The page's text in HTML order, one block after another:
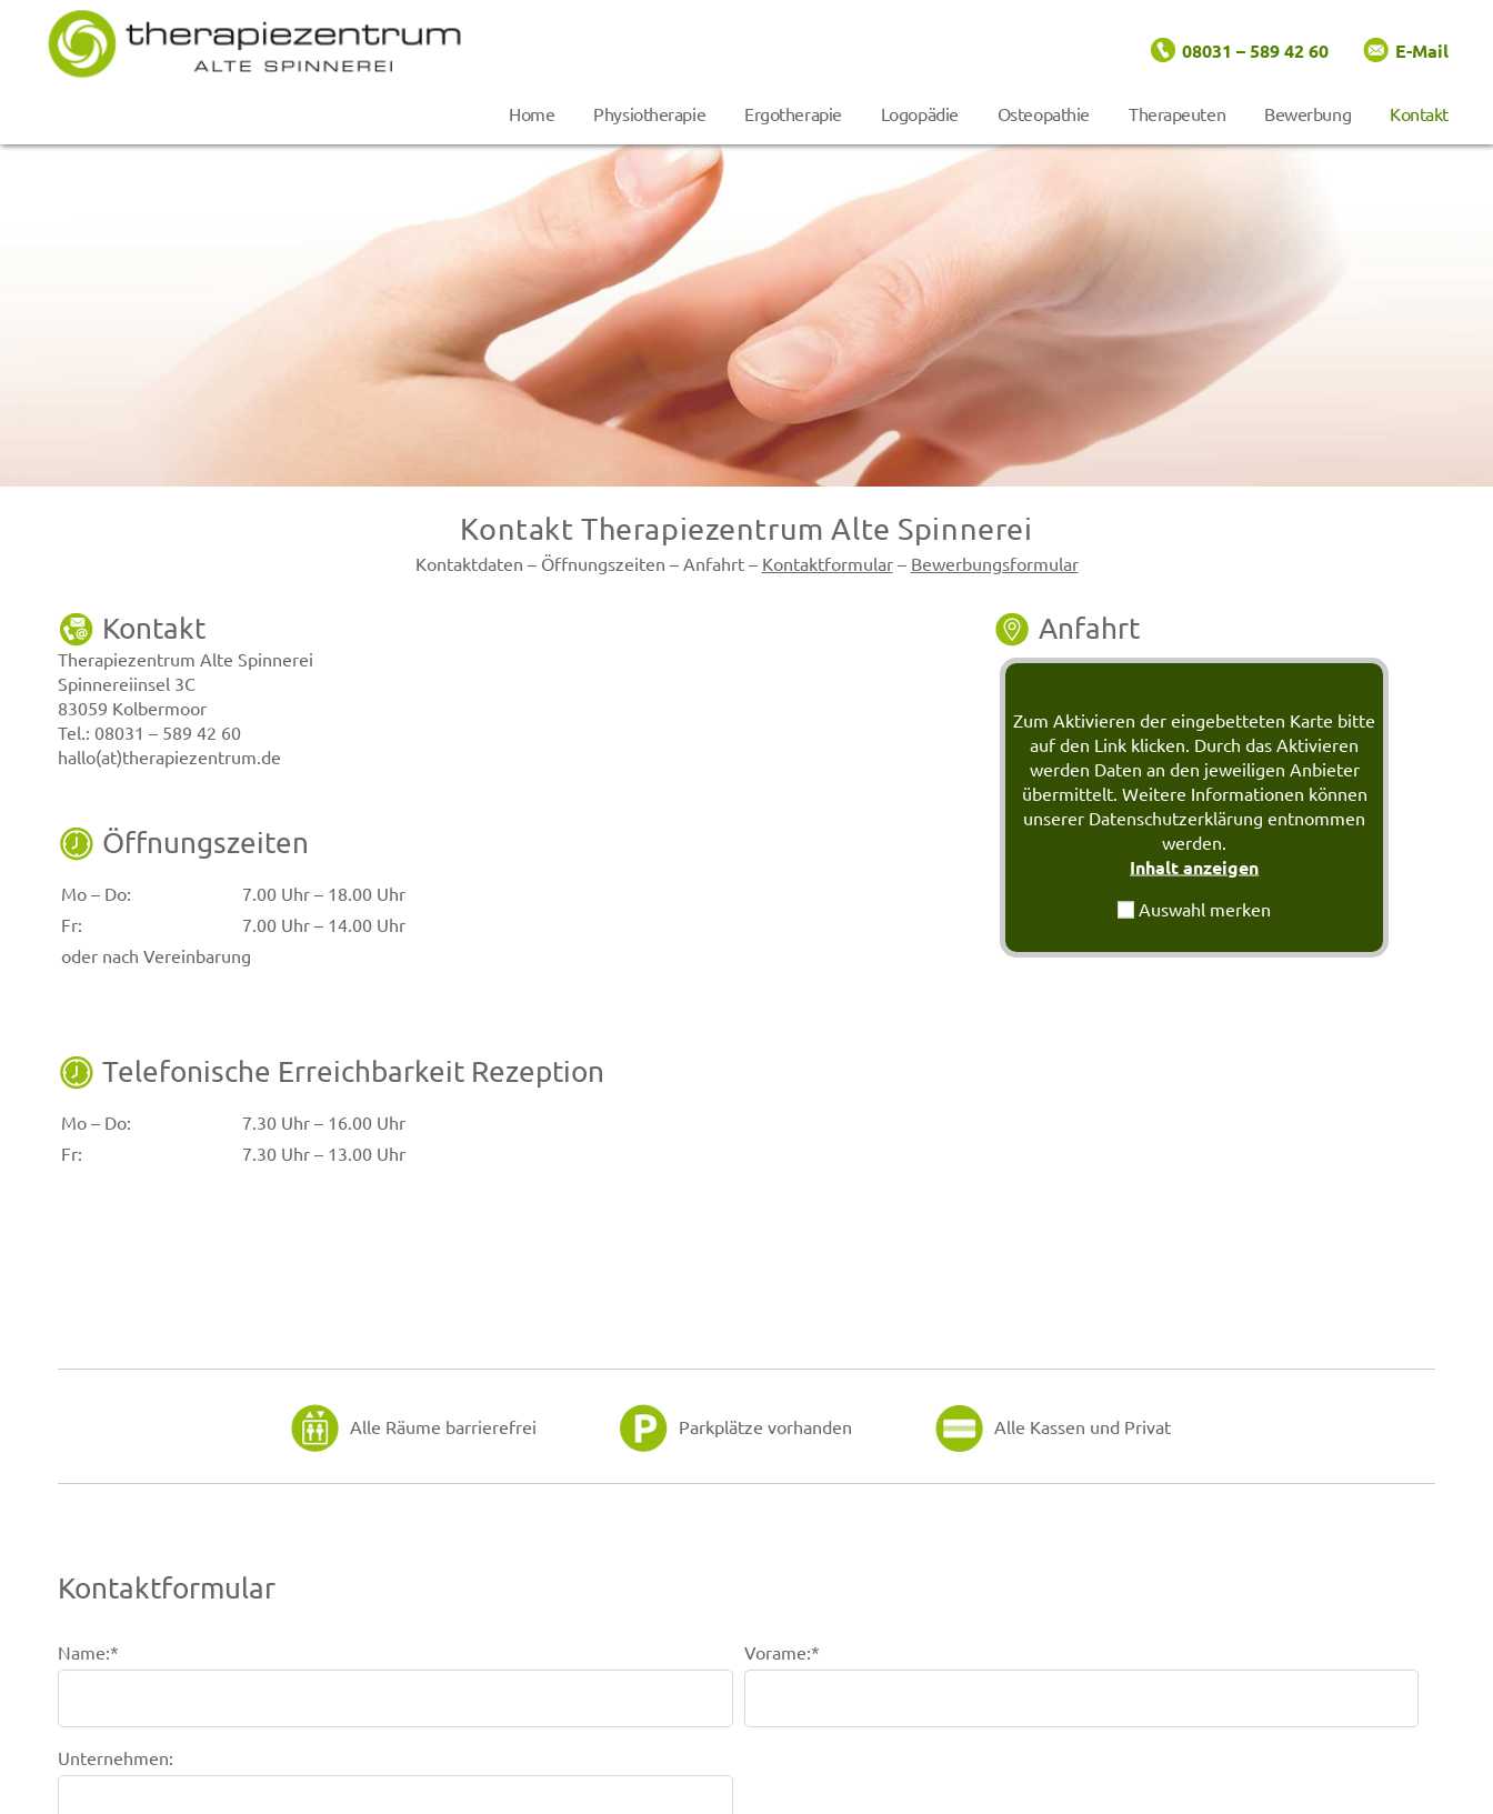
08031 – 589 42 60 E-Mail
Home Physiotherapie Ergotherapie Logopädie Osteopathie Therapeuten Bewerbung Kontakt
Kontakt Therapiezentrum Alte Spinnerei
Kontaktdaten – Öffnungszeiten – Anfahrt – Kontaktformular– Bewerbungsformular
Kontakt
Therapiezentrum Alte Spinnerei
Spinnereiinsel 3C
83059 Kolbermoor
Tel.: 08031 – 589 42 60
hallo(at)therapiezentrum.de
Öffnungszeiten
Mo – Do:
7.00 Uhr – 18.00 Uhr
Fr:
7.00 Uhr – 14.00 Uhr
oder nach Vereinbarung
Telefonische Erreichbarkeit Rezeption
Mo – Do:
7.30 Uhr – 16.00 Uhr
Fr:
7.30 Uhr – 13.00 Uhr
Anfahrt
Zum Aktivieren der eingebetteten Karte bitte
auf den Link klicken. Durch das Aktivieren
werden Daten an den jeweiligen Anbieter
übermittelt. Weitere Informationen können
unserer Datenschutzerklärung entnommen
werden.
Inhalt anzeigen
Auswahl merken
Alle Räume barrierefrei Parkplätze vorhanden Alle Kassen und Privat
Kontaktformular
Name:* Vorame:*
Unternehmen: